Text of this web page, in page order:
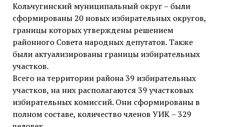
Кольчугинский муниципальный округ – были
сформированы 20 новых избирательных округов,
границы которых утверждены решением
районного Совета народных депутатов. Также
были актуализированы границы избирательных
участков.
Всего на территории района 39 избирательных
участков, на них располагаются 39 участковых
избирательных комиссий. Они сформированы в
полном составе, количество членов УИК – 329